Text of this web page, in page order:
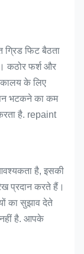
ग्रिड फिट बैठता
कठोर फर्श और
के लिए
भटकने का कम
है. repaint
है, इसकी
प्रदान करते हैं।
का सुझाव देते
नहीं है. आपके